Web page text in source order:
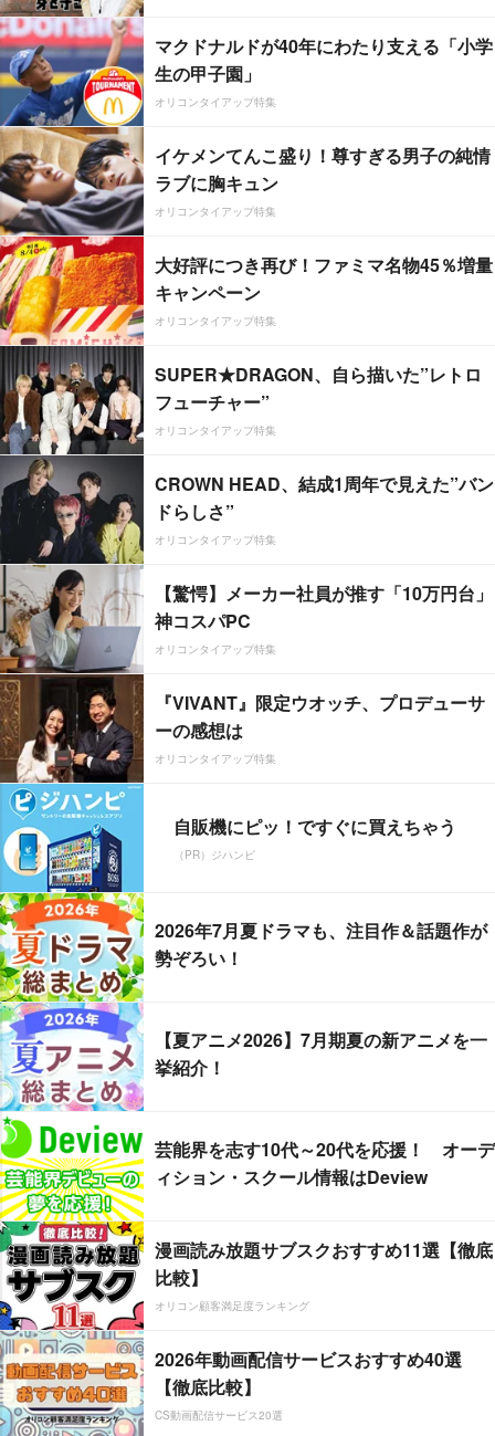
マクドナルドが40年にわたり支える「小学
生の甲子園」
オリコンタイアップ特集
イケメンてんこ盛り！尊すぎる男子の純情
ラブに胸キュン
オリコンタイアップ特集
大好評につき再び！ファミマ名物45％増量
キャンペーン
オリコンタイアップ特集
SUPER★DRAGON、自ら描いた”レトロ
フューチャー”
オリコンタイアップ特集
CROWN HEAD、結成1周年で見えた”バン
ドらしさ”
オリコンタイアップ特集
【驚愕】メーカー社員が推す「10万円台」
神コスパPC
オリコンタイアップ特集
『VIVANT』限定ウオッチ、プロデューサ
ーの感想は
オリコンタイアップ特集
自販機にピッ！ですぐに買えちゃう
（PR）ジハンピ
2026年7月夏ドラマも、注目作＆話題作が
勢ぞろい！
【夏アニメ2026】7月期夏の新アニメを一
挙紹介！
芸能界を志す10代～20代を応援！ オーデ
ィション・スクール情報はDeview
漫画読み放題サブスクおすすめ11選【徹底
比較】
オリコン顧客満足度ランキング
2026年動画配信サービスおすすめ40選
【徹底比較】
CS動画配信サービス20選